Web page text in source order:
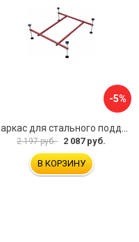
-5%
2 197 руб. 2 087 руб.
В КОРЗИНУ